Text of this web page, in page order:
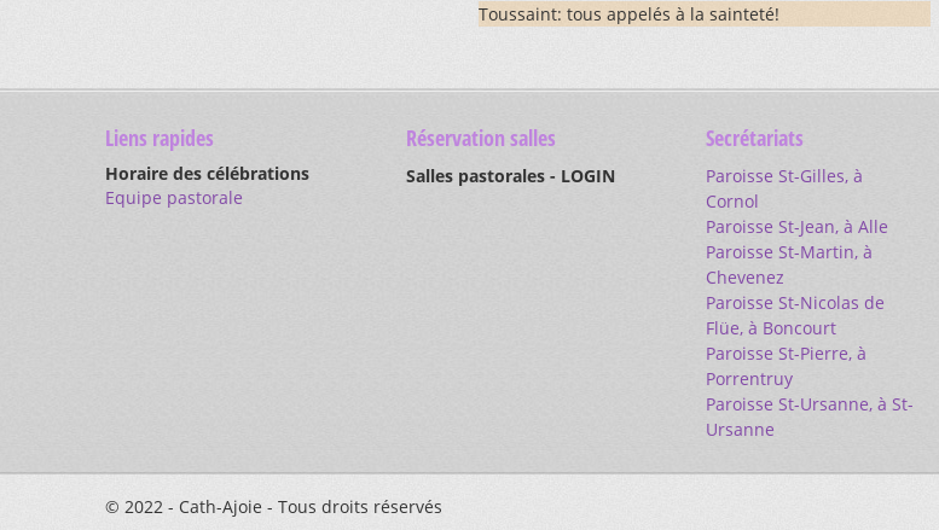
Toussaint: tous appelés à la sainteté!
Liens rapides
Horaire des célébrations
Equipe pastorale
Réservation salles
Salles pastorales - LOGIN
Secrétariats
Paroisse St-Gilles, à
Cornol
Paroisse St-Jean, à Alle
Paroisse St-Martin, à
Chevenez
Paroisse St-Nicolas de
Flüe, à Boncourt
Paroisse St-Pierre, à
Porrentruy
Paroisse St-Ursanne, à St-
Ursanne
© 2022 - Cath-Ajoie - Tous droits réservés